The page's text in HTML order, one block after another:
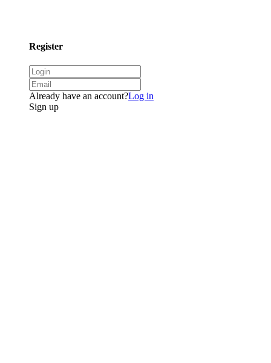
Register
Already have an account?Log in
Sign up